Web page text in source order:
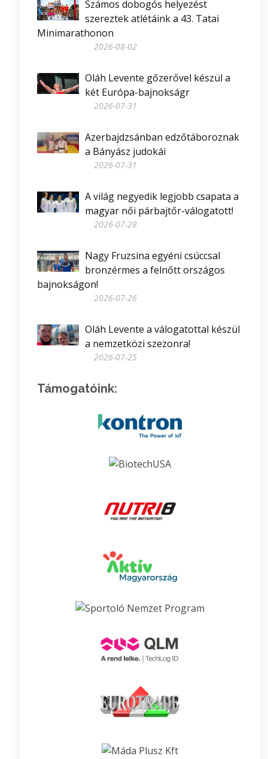
Számos dobogós helyezést
szereztek atlétáink a 43. Tatai
Minimarathonon
2026-08-02
Oláh Levente gőzerővel készül a
két Európa-bajnokságr
2026-07-31
Azerbajdzsánban edzőtáboroznak
a Bányász judokái
2026-07-31
A világ negyedik legjobb csapata a
magyar női párbajtőr-válogatott!
2026-07-28
Nagy Fruzsina egyéni csúccsal
bronzérmes a felnőtt országos
bajnokságon!
2026-07-26
Oláh Levente a válogatottal készül
a nemzetközi szezonra!
2026-07-25
Támogatóink: